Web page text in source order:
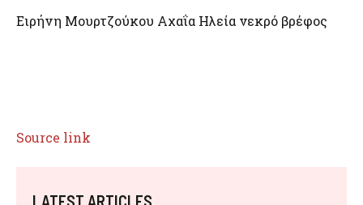
Ειρήνη Μουρτζούκου Αχαΐα Ηλεία νεκρό βρέφος
Source link
LATEST ARTICLES